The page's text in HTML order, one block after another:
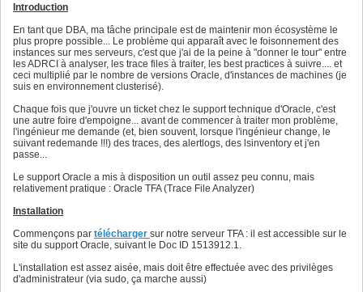
Introduction
En tant que DBA, ma tâche principale est de maintenir mon écosystème le
plus propre possible... Le problème qui apparaît avec le foisonnement des
instances sur mes serveurs, c'est que j'ai de la peine à "donner le tour" entre
les ADRCI à analyser, les trace files à traiter, les best practices à suivre.... et
ceci multiplié par le nombre de versions Oracle, d'instances de machines (je
suis en environnement clusterisé).
Chaque fois que j'ouvre un ticket chez le support technique d'Oracle, c'est
une autre foire d'empoigne... avant de commencer à traiter mon problème,
l'ingénieur me demande (et, bien souvent, lorsque l'ingénieur change, le
suivant redemande !!!) des traces, des alertlogs, des lsinventory et j'en
passe...
Le support Oracle a mis à disposition un outil assez peu connu, mais
relativement pratique : Oracle TFA (Trace File Analyzer)
Installation
Commençons par télécharger sur notre serveur TFA : il est accessible sur le
site du support Oracle, suivant le Doc ID 1513912.1.
L'installation est assez aisée, mais doit être effectuée avec des privilèges
d'administrateur (via sudo, ça marche aussi)